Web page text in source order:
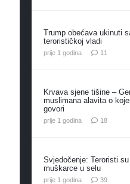
Trump obećava ukinuti
terorističkoj vladi
prije 1 godina 11
Krvava sjene tišine –
muslimana alavita o
govori
prije 1 godina 18
Svjedočenje: Teroristi
muškarce u selu
prije 1 godina 39